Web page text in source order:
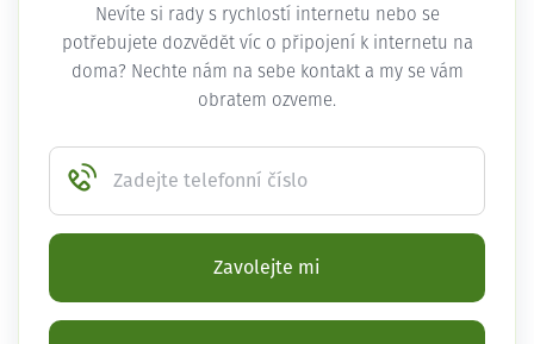
Nevíte si rady s rychlostí internetu nebo se
potřebujete dozvědět víc o připojení k internetu na
doma? Nechte nám na sebe kontakt a my se vám
obratem ozveme.
Zadejte telefonní číslo
Zavolejte mi